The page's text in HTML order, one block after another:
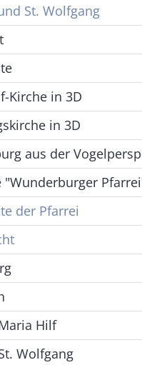
St. Wolfgang
Kirche in 3D
in 3D
aus der
"Wunderburger
der Pfarrei
Hilf
Wolfgang